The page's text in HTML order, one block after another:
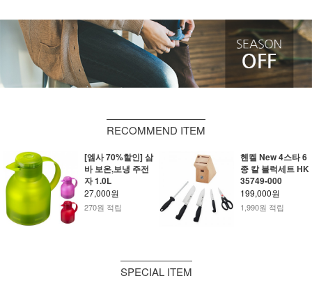
RECOMMEND ITEM
[엠사 70%할인] 삼
바 보온,보냉 주전
자 1.0L
27,000원
270원 적립
헨켈 New 4스타 6
종 칼 블럭세트 HK
35749-000
199,000원
1,990원 적립
SPECIAL ITEM